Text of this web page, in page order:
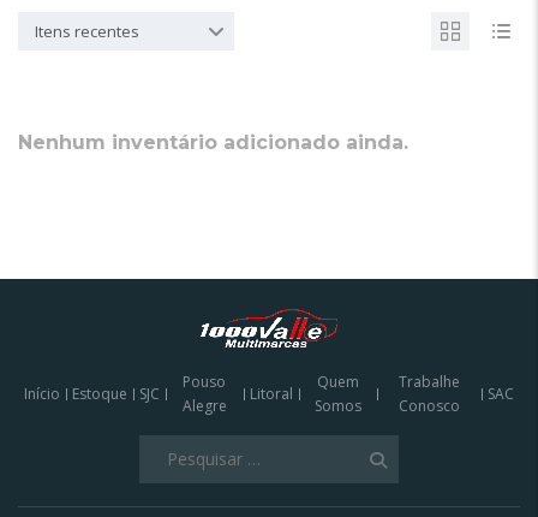
Itens recentes
Nenhum inventário adicionado ainda.
Início Estoque SJC
Pouso
Alegre
Litoral
Quem
Somos
Trabalhe
Conosco
SAC